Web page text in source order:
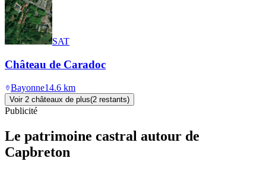
SAT
Château de Caradoc
Bayonne14.6 km
Voir 2 châteaux de plus(2 restants)
Publicité
Le patrimoine castral autour de
Capbreton